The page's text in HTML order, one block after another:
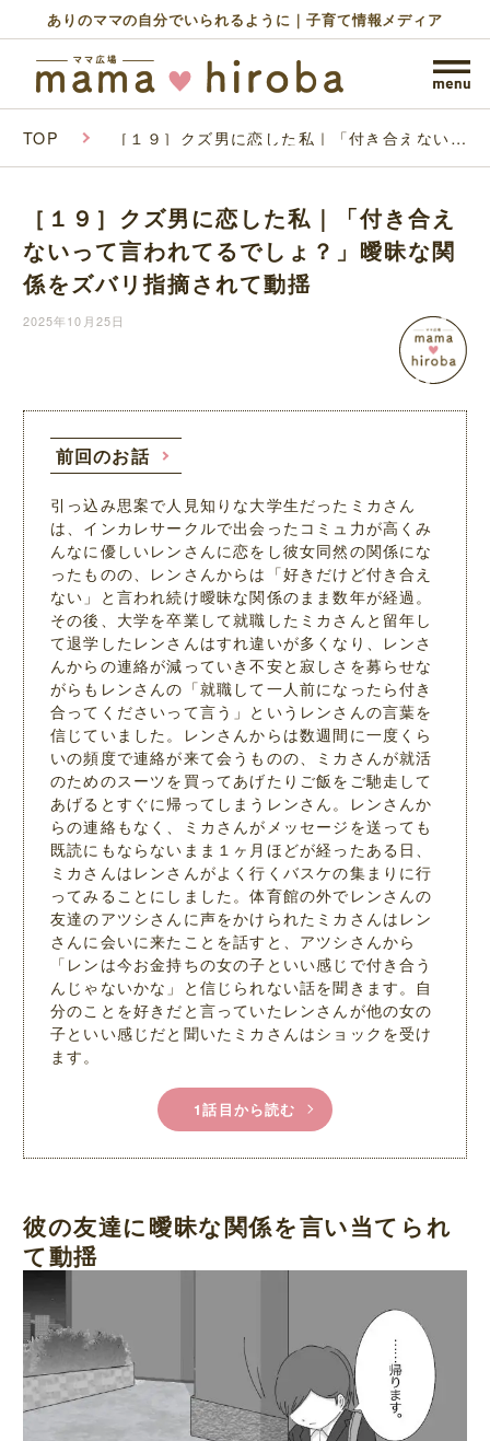
ありのママの自分でいられるように｜子育て情報メディア
TOP ［１９］クズ男に恋した私｜「付き合えないっ
摘されて動揺
［１９］クズ男に恋した私｜「付き合え
ないって言われてるでしょ？」曖昧な関
係をズバリ指摘されて動揺
2025年10月25日
前回のお話
引っ込み思案で人見知りな大学生だったミカさん
は、インカレサークルで出会ったコミュ力が高くみ
んなに優しいレンさんに恋をし彼女同然の関係にな
ったものの、レンさんからは「好きだけど付き合え
ない」と言われ続け曖昧な関係のまま数年が経過。
その後、大学を卒業して就職したミカさんと留年し
て退学したレンさんはすれ違いが多くなり、レンさ
んからの連絡が減っていき不安と寂しさを募らせな
がらもレンさんの「就職して一人前になったら付き
合ってくださいって言う」というレンさんの言葉を
信じていました。レンさんからは数週間に一度くら
いの頻度で連絡が来て会うものの、ミカさんが就活
のためのスーツを買ってあげたりご飯をご馳走して
あげるとすぐに帰ってしまうレンさん。レンさんか
らの連絡もなく、ミカさんがメッセージを送っても
既読にもならないまま１ヶ月ほどが経ったある日、
ミカさんはレンさんがよく行くバスケの集まりに行
ってみることにしました。体育館の外でレンさんの
友達のアツシさんに声をかけられたミカさんはレン
さんに会いに来たことを話すと、アツシさんから
「レンは今お金持ちの女の子といい感じで付き合う
んじゃないかな」と信じられない話を聞きます。自
分のことを好きだと言っていたレンさんが他の女の
子といい感じだと聞いたミカさんはショックを受け
ます。
1話目から読む
彼の友達に曖昧な関係を言い当てられ
て動揺